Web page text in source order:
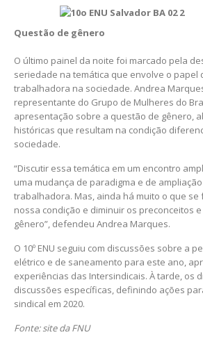
Questão de gênero
O último painel da noite foi marcado pela
seriedade na temática que envolve o papel
trabalhadora na sociedade. Andrea
representante do Grupo de Mulheres do
apresentação sobre a questão de gênero,
históricas que resultam na condição
sociedade.
“Discutir essa temática em um encontro
uma mudança de paradigma e de
trabalhadora. Mas, ainda há muito o que se
nossa condição e diminuir os preconceitos
gênero”, defendeu Andrea Marques.
O 10º ENU seguiu com discussões sobre a
elétrico e de saneamento para este ano,
experiências das Intersindicais. À tarde, os
discussões específicas, definindo ações
sindical em 2020.
Fonte: site da FNU